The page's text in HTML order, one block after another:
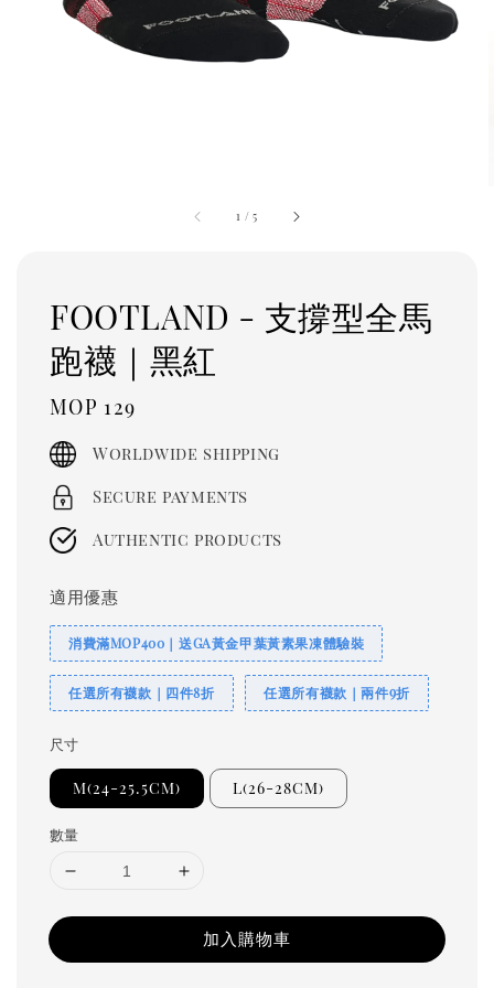
1 /5
FOOTLAND - 支撐型全馬
跑襪｜黑紅
Regular
price
MOP 129
Worldwide shipping
Secure payments
Authentic products
適用優惠
消費滿MOP400｜送GA黃金甲葉黃素果凍體驗裝
任選所有襪款｜四件8折 任選所有襪款｜兩件9折
尺寸
M(24-25.5CM) L(26-28CM)
數量
加入購物車